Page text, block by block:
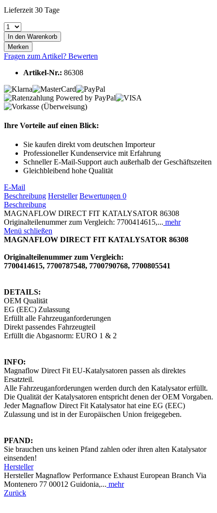
Lieferzeit 30 Tage
In den Warenkorb
Merken
Fragen zum Artikel? Bewerten
Artikel-Nr.: 86308
Ihre Vorteile auf einen Blick:
Sie kaufen direkt vom deutschen Importeur
Professioneller Kundenservice mit Erfahrung
Schneller E-Mail-Support auch außerhalb der Geschäftszeiten
Gleichbleibend hohe Qualität
E-Mail
Beschreibung Hersteller Bewertungen 0
Beschreibung
MAGNAFLOW DIRECT FIT KATALYSATOR 86308
Originalteilenummer zum Vergleich: 7700414615,... mehr
Menü schließen
MAGNAFLOW DIRECT FIT KATALYSATOR 86308
Originalteilenummer zum Vergleich:
7700414615, 7700787548, 7700790768, 7700805541
DETAILS:
OEM Qualität
EG (EEC) Zulassung
Erfüllt alle Fahrzeuganforderungen
Direkt passendes Fahrzeugteil
Erfüllt die Abgasnorm: EURO 1 & 2
INFO:
Magnaflow Direct Fit EU-Katalysatoren passen als direktes
Ersatzteil.
Alle Fahrzeuganforderungen werden durch den Katalysator erfüllt.
Die Qualität der Katalysatoren entspricht denen der OEM Vorgaben.
Jeder Magnaflow Direct Fit Katalysator hat eine EG (EEC)
Zulassung und ist in der Europäischen Union freigegeben.
PFAND:
Sie brauchen uns keinen Pfand zahlen oder ihren alten Katalysator
einsenden!
Hersteller
Hersteller Magnaflow Performance Exhaust European Branch Via
Montenero 77 00012 Guidonia,... mehr
Zurück